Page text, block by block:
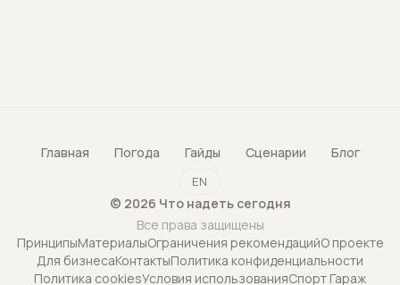
Главная Погода Гайды Сценарии Блог
EN
© 2026 Что надеть сегодня
Все права защищены
ПринципыМатериалыОграничения рекомендацийО проекте
Для бизнесаКонтактыПолитика конфиденциальности
Политика cookiesУсловия использованияСпорт Гараж